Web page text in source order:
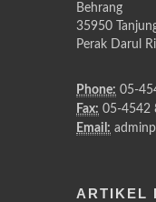
Behrang
35950
Perak Darul
Phone: 05-
Fax: 05-4542
Email:
ARTIKEL